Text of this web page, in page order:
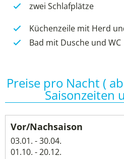
zwei Schlafplätze
Küchenzeile mit Herd
Bad mit Dusche und WC
Preise pro Nacht (
Saisonzeiten
03.01. - 30.04.
01.10. - 20.12.